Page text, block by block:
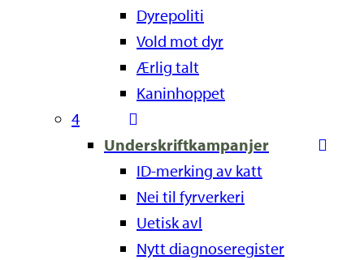
Dyrepoliti
Vold mot dyr
Ærlig talt
Kaninhoppet
4
Underskriftkampanjer
ID-merking av katt
Nei til fyrverkeri
Uetisk avl
Nytt diagnoseregister